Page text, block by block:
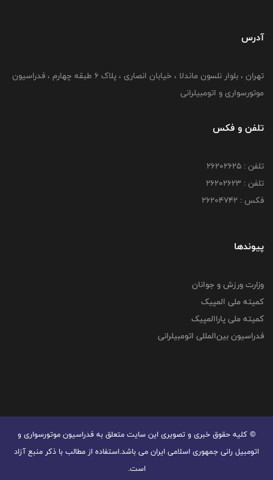
آدرس
تهران ، بلوار نلسون ماندلا ، خیابان انصاری ، پلاک ۶ طبقه چهارم ، فدراسیون
موتورسواری و اتومبیلرانی
تلفن و فکس
تلفن : ۲۶۲۰۲۶۲۵
تلفن : ۲۶۲۰۲۶۲۳
فکس : ۲۶۲۰۴۷۴۲
پیوندها
وزارت ورزش و جوانان
کمیته ملی المپیک
کمیته ملی پاراالمپیک
فدراسیون بین‌المللی اتومبیلرانی
© کليه حقوق خبری و تصويری اين سايت متعلق به فدراسیون موتورسواری و
اتومبیل رانی جمهوری اسلامی ایران می باشد.استفاده از مطالب با ذكر منبع آزاد
است.